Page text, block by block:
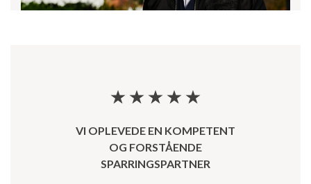
VI OPLEVEDE EN KOMPETENT
OG FORSTÅENDE
SPARRINGSPARTNER